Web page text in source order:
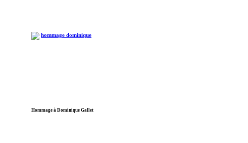
Hommage à Dominique Gallet